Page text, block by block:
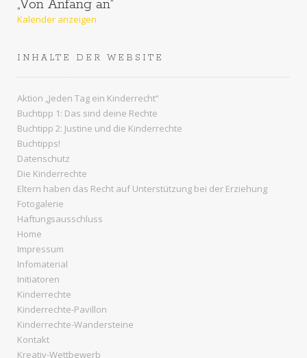
„Von Anfang an“
Kalender anzeigen
INHALTE DER WEBSITE
Aktion „Jeden Tag ein Kinderrecht“
Buchtipp 1: Das sind deine Rechte
Buchtipp 2: Justine und die Kinderrechte
Buchtipps!
Datenschutz
Die Kinderrechte
Eltern haben das Recht auf Unterstützung bei der Erziehung
Fotogalerie
Haftungsausschluss
Home
Impressum
Infomaterial
Initiatoren
Kinderrechte
Kinderrechte-Pavillon
Kinderrechte-Wandersteine
Kontakt
Kreativ-Wettbewerb